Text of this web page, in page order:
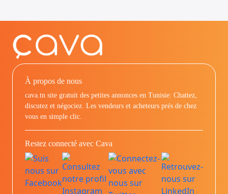
À propos de nous
cava.tn site gratuit des petites annonces en Tunisie: Chattez,
discutez et négociez. Les vendeurs et acheteurs prés de chez
vous en simple clic.
Restez connecté avec Cava